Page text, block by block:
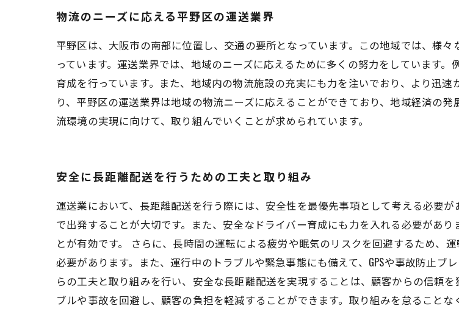
物流のニーズに応える平野区の運送業界
平野区は、大阪市の南部に位置し、交通の要所となっています。この地域では、様
っています。運送業界では、地域のニーズに応えるために多くの努力をしています
育成を行っています。また、地域内の物流施設の充実にも力を注いでおり、より迅
り、平野区の運送業界は地域の物流ニーズに応えることができており、地域経済の
流環境の実現に向けて、取り組んでいくことが求められています。
安全に長距離配送を行うための工夫と取り組み
運送業において、長距離配送を行う際には、安全性を最優先事項として考える必要
で出発することが大切です。また、安全なドライバー育成にも力を入れる必要があ
とが有効です。 さらに、長時間の運転による疲労や眠気のリスクを回避するため、
必要があります。また、運行中のトラブルや緊急事態にも備えて、GPSや事故防止
らの工夫と取り組みを行い、安全な長距離配送を実現することは、顧客からの信頼
ブルや事故を回避し、顧客の負担を軽減することができます。取り組みを怠ることな